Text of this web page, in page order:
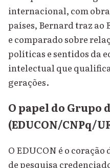
internacional, com
países, Bernard traz
e comparado sobre
políticas e sentidos da
intelectual que
gerações.
O papel do Grupo
(EDUCON/CNPq/
O EDUCON é o
de pesquisa